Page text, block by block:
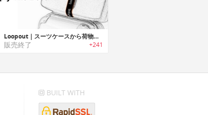
Loopout｜スーツケースから荷物が落下するのを防止するラゲッジバンド「ループアウト」
販売終了 +241
BUILT WITH